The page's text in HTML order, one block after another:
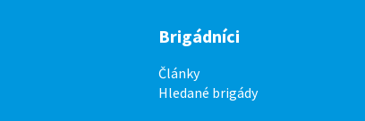
Brigádníci
Články
Hledané brigády